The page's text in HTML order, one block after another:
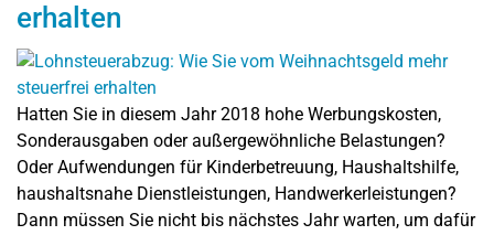
erhalten
Hatten Sie in diesem Jahr 2018 hohe Werbungskosten,
Sonderausgaben oder außergewöhnliche Belastungen?
Oder Aufwendungen für Kinderbetreuung, Haushaltshilfe,
haushaltsnahe Dienstleistungen, Handwerkerleistungen?
Dann müssen Sie nicht bis nächstes Jahr warten, um dafür